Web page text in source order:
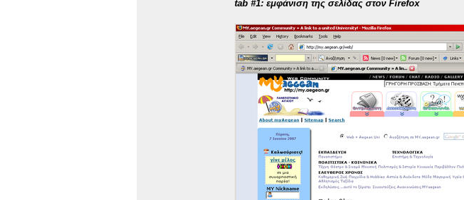
tab #1: εμφάνιση της σελίδας στον Firefox